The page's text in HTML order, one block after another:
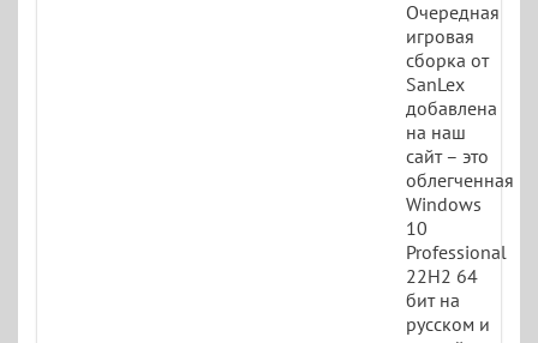
Очередная
игровая
сборка от
SanLex
добавлена
на наш
сайт – это
облегченная
Windows
10
Professional
22H2 64
бит на
русском и